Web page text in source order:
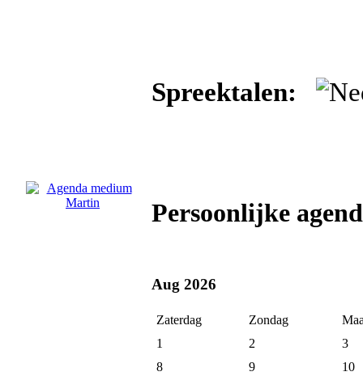
Spreektalen:
Persoonlijke
Aug 2026
Zaterdag Zondag
1
2
3
8
9
10